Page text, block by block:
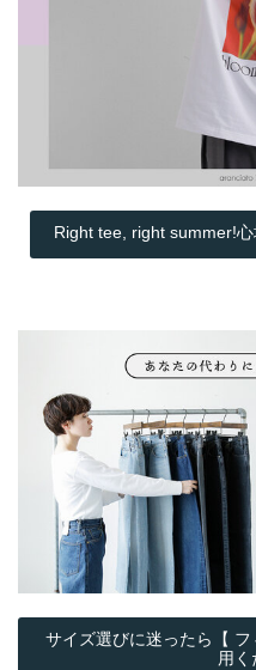
Right tee, right summer!
サイズ選びに迷ったら【
用く